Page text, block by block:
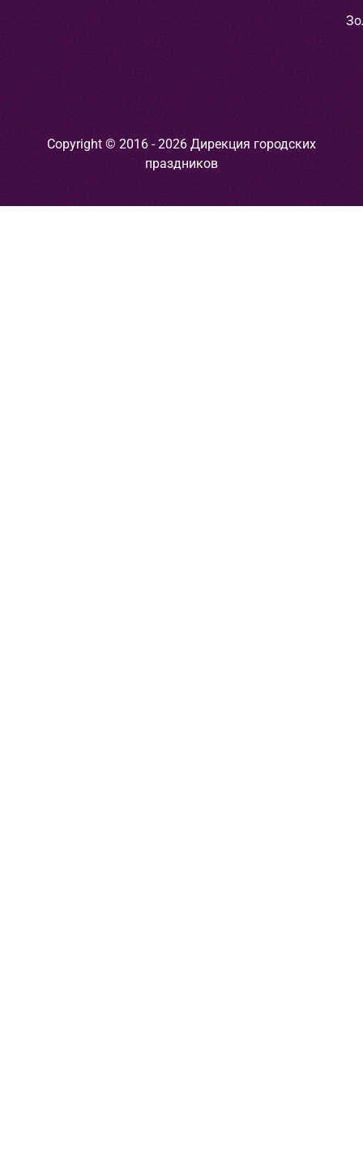
Copyright © 2016 - 2026 Дирекция городских
праздников